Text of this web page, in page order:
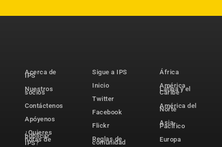
Acerca de
IPS
Nuestros
socios
Contáctenos
Apóyenos
¿Quieres
publicar
notas de
IPS?
Sigue a IPS
Inicio
Twitter
Facebook
Flickr
Reglas de
comunidad
África
América
Latina y el
Caribe
América del
Norte
Asia-
Pacífico
Europa